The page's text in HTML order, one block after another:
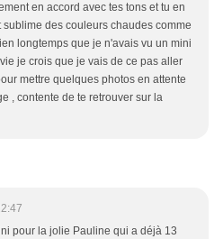
en accord avec tes tons et tu en
des couleurs chaudes comme
longtemps que je n'avais vu un mini
je crois que je vais de ce pas aller
mettre quelques photos en attente
, contente de te retrouver sur la
pour la jolie Pauline qui a déjà 13